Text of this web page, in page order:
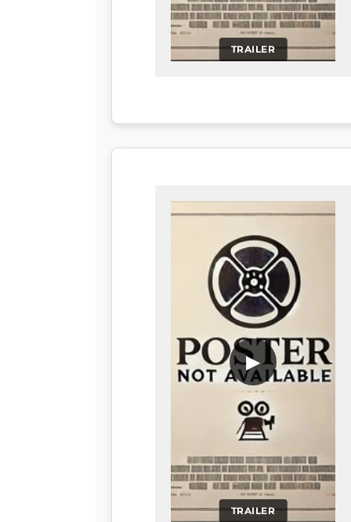
TRAILER
TRAILER
▶